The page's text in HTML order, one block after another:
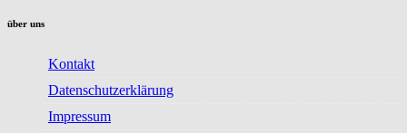
über uns
Kontakt
Datenschutzerklärung
Impressum